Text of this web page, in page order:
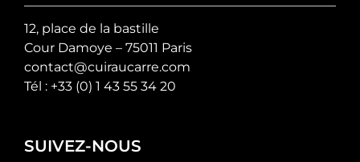
12, place de la bastille
Cour Damoye – 75011 Paris
contact@cuiraucarre.com
Tél : +33 (0) 1 43 55 34 20
SUIVEZ-NOUS